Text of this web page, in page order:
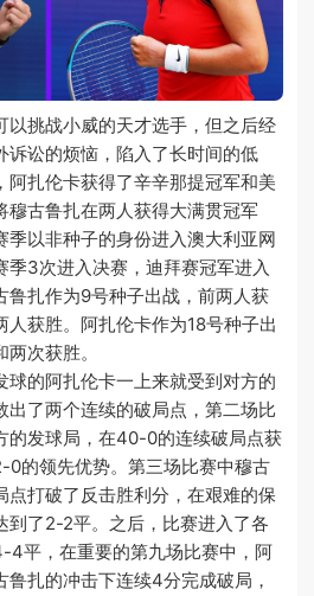
以挑战小威的天才选手，但之后经
诉讼的烦恼，陷入了长时间的低
阿扎伦卡获得了辛辛那提冠军和美
穆古鲁扎在两人获得大满贯冠军
季以非种子的身份进入澳大利亚网
季3次进入决赛，迪拜赛冠军进入
鲁扎作为9号种子出战，前两人获
人获胜。阿扎伦卡作为18号种子出
次获胜。
球的阿扎伦卡一上来就受到对方的
出了两个连续的破局点，第二场比
的发球局，在40-0的连续破局点获
0的领先优势。第三场比赛中穆古
点打破了反击胜利分，在艰难的保
到了2-2平。之后，比赛进入了各
4平，在重要的第九场比赛中，阿
扎的冲击下连续4分完成破局，